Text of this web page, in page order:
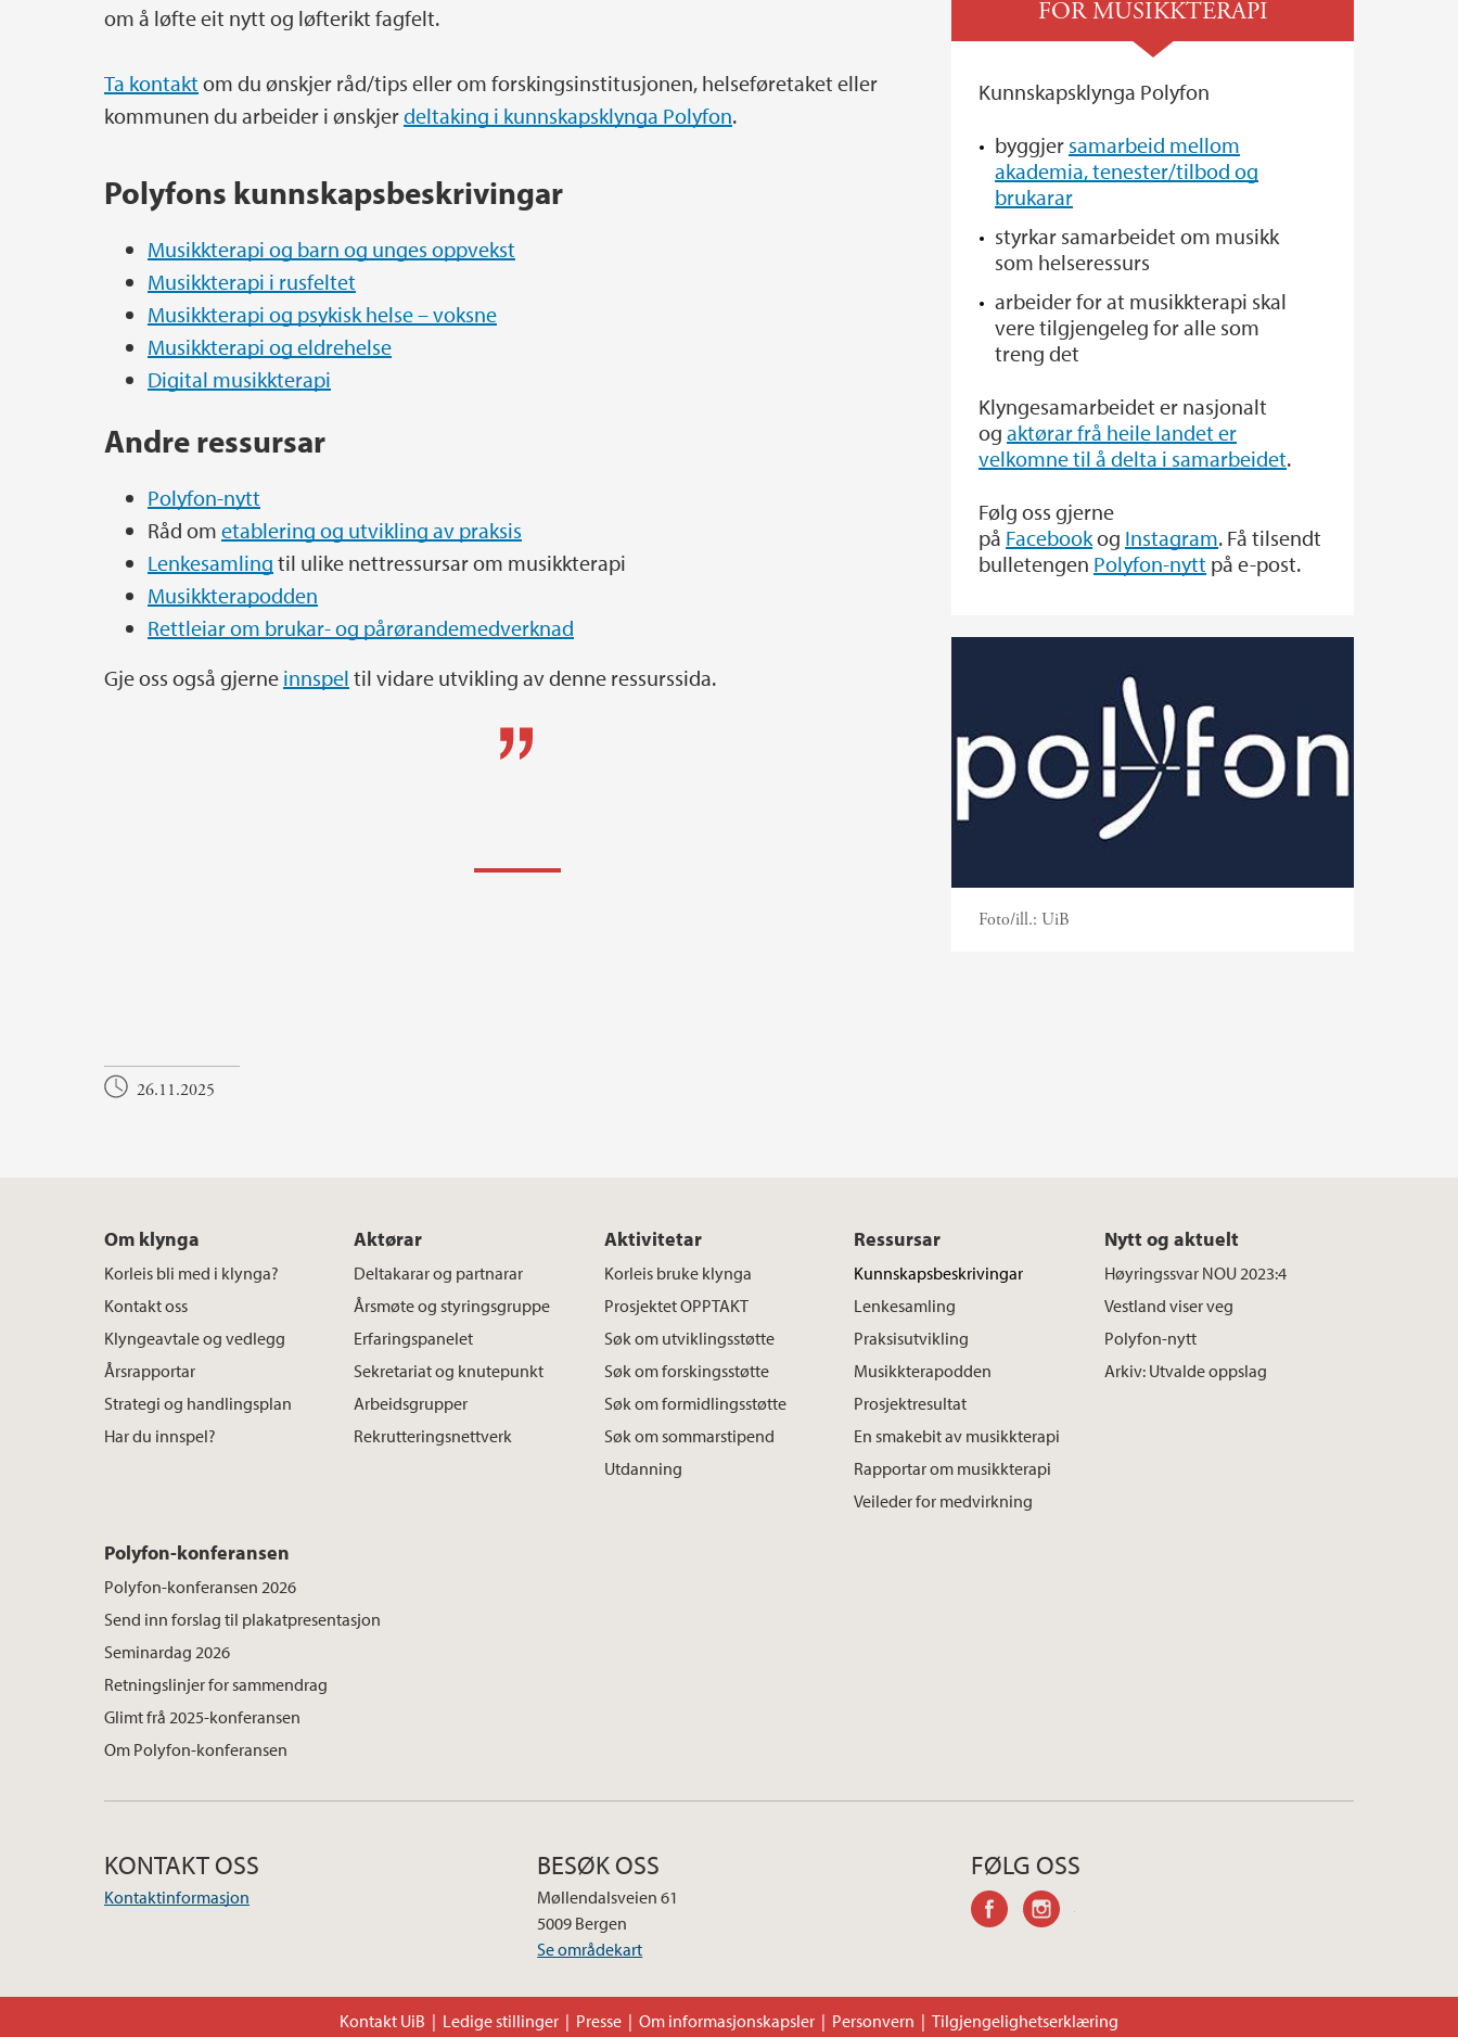
om å løfte eit nytt og løfterikt fagfelt.
Ta kontakt om du ønskjer råd/tips eller om forskingsinstitusjonen, helseføretaket eller
kommunen du arbeider i ønskjerdeltaking i kunnskapsklynga Polyfon.
Polyfons kunnskapsbeskrivingar
Musikkterapi og barn og unges oppvekst
Musikkterapi i rusfeltet
Musikkterapi og psykisk helse – voksne
Musikkterapi og eldrehelse
Digital musikkterapi
Andre ressursar
Polyfon-nytt
Råd om etablering og utvikling av praksis
Lenkesamling til ulike nettressursar om musikkterapi
Musikkterapodden
Rettleiar om brukar- og pårørandemedverknad
Gje oss også gjerne innspel til vidare utvikling av denne ressurssida.
FOR MUSIKKTERAPI
Kunnskapsklynga Polyfon
byggjer samarbeid mellom
akademia, tenester/tilbod og
brukarar
styrkar samarbeidet om musikk
som helseressurs
arbeider for at musikkterapi skal
vere tilgjengeleg for alle som
treng det
Klyngesamarbeidet er nasjonalt
ogaktørar frå heile landet er
velkomne til å delta i samarbeidet.
Følg oss gjerne
på Facebookog Instagram. Få tilsendt
bulletengen Polyfon-nytt på e-post.
Foto/ill.:UiB
26.11.2025
Om klynga
Korleis bli med i klynga?
Kontakt oss
Klyngeavtale og vedlegg
Årsrapportar
Strategi og handlingsplan
Har du innspel?
Aktørar
Deltakarar og partnarar
Årsmøte og styringsgruppe
Erfaringspanelet
Sekretariat og knutepunkt
Arbeidsgrupper
Rekrutteringsnettverk
Aktivitetar
Korleis bruke klynga
Prosjektet OPPTAKT
Søk om utviklingsstøtte
Søk om forskingsstøtte
Søk om formidlingsstøtte
Søk om sommarstipend
Utdanning
Ressursar
Kunnskapsbeskrivingar
Lenkesamling
Praksisutvikling
Musikkterapodden
Prosjektresultat
En smakebit av musikkterapi
Rapportar om musikkterapi
Veileder for medvirkning
Nytt og aktuelt
Høyringssvar NOU 2023:4
Vestland viser veg
Polyfon-nytt
Arkiv: Utvalde oppslag
Polyfon-konferansen
Polyfon-konferansen 2026
Send inn forslag til plakatpresentasjon
Seminardag 2026
Retningslinjer for sammendrag
Glimt frå 2025-konferansen
Om Polyfon-konferansen
KONTAKT OSS
Kontaktinformasjon
BESØK OSS
Møllendalsveien 61
5009 Bergen
Se områdekart
FØLG OSS
facebook
Kontakt UiB Ledige stillinger Presse Om informasjonskapsler Personvern Tilgjengelighetserklæring